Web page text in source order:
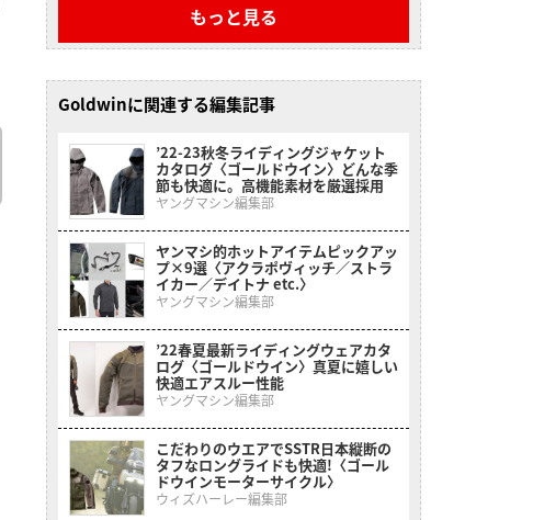
もっと見る
Goldwinに関連する編集記事
’22-23秋冬ライディングジャケット
カタログ〈ゴールドウイン〉どんな季
節も快適に。高機能素材を厳選採用
ヤングマシン編集部
ヤンマシ的ホットアイテムピックアッ
プ×9選〈アクラポヴィッチ／ストラ
イカー／デイトナ etc.〉
ヤングマシン編集部
’22春夏最新ライディングウェアカタ
ログ〈ゴールドウイン〉真夏に嬉しい
快適エアスルー性能
ヤングマシン編集部
こだわりのウエアでSSTR日本縦断の
タフなロングライドも快適!〈ゴール
ドウインモーターサイクル〉
ウィズハーレー編集部